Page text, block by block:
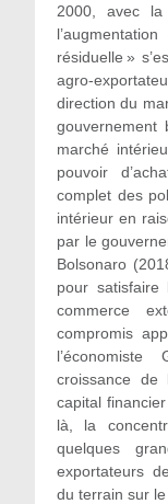
2000, avec
résiduelle »
agro-
direction du
gouvernement
marché
pouvoir
complet des
intérieur en
par le
Bolsonaro
pour
commerce
compromis
croissance de
capital
là, la
quelques
exportateurs
du terrain sur